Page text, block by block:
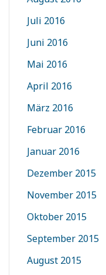
Juli 2016
Juni 2016
Mai 2016
April 2016
März 2016
Februar 2016
Januar 2016
Dezember 2015
November 2015
Oktober 2015
September 2015
August 2015